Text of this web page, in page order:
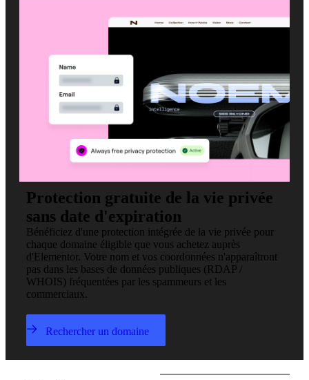
Protection gratuite de la vie privée
sans date d'expiration
Bénéficiez d'une protection intégrée de la vie privée pour
chaque domaine éligible que vous achetez auprès
d'Elementor. Votre nom et vos coordonnées n'apparaîtront
pas dans les bases de données publiques (RDAP /
WHOIS) fréquentées par les spammeurs et les
commerciaux.
Rechercher un domaine